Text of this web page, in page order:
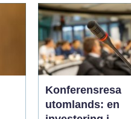
Konferensresa
utomlands: en